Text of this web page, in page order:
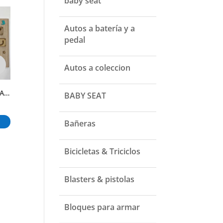
TABLERO SENSORIAL Y EDUCATIVO
TABLERO SENSORIAL
Añadir al carrito
TABLERO SENSORIAL
Autos a batería y a
pedal
Autos a coleccion
BABY SEAT
Bañeras
Bicicletas & Triciclos
Blasters & pistolas
Bloques para armar